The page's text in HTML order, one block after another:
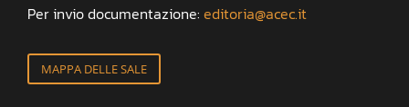
Per invio documentazione: editoria@acec.it
MAPPA DELLE SALE